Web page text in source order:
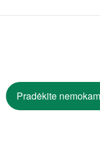
Pradėkite